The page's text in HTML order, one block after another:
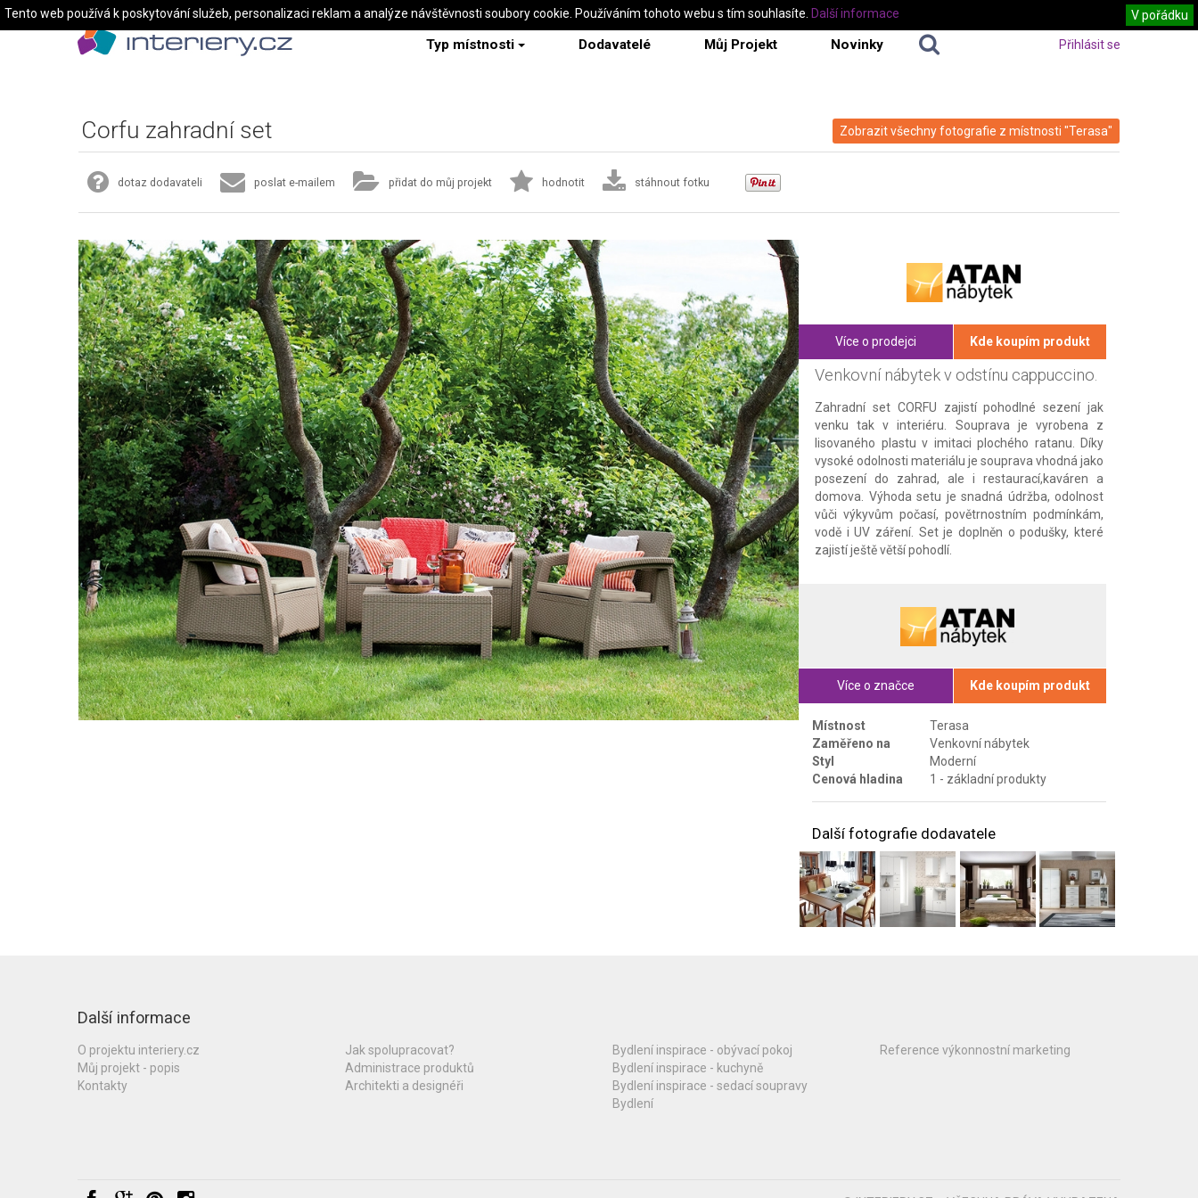
Typ místnosti Dodavatelé Můj Projekt Novinky Přihlásit se
Zobrazit všechny fotografie z místnosti "Terasa"
Corfu zahradní set
dotaz dodavateli poslat e-mailem přidat do můj projekt hodnotit stáhnout fotku
Více o prodejci Kde koupím produkt
Venkovní nábytek v odstínu cappuccino.
Zahradní set CORFU zajistí pohodlné sezení jak
venku tak v interiéru. Souprava je vyrobena z
lisovaného plastu v imitaci plochého ratanu. Díky
vysoké odolnosti materiálu je souprava vhodná jako
posezení do zahrad, ale i restaurací,kaváren a
domova. Výhoda setu je snadná údržba, odolnost
vůči výkyvům počasí, povětrnostním podmínkám,
vodě i UV záření. Set je doplněn o podušky, které
zajistí ještě větší pohodlí.
Více o značce Kde koupím produkt
Místnost
Terasa
Zaměřeno na
Venkovní nábytek
Styl
Moderní
Cenová hladina
1 - základní produkty
Další fotografie dodavatele
Další informace
O projektu interiery.cz
Můj projekt - popis
Kontakty
Jak spolupracovat?
Administrace produktů
Architekti a designéři
Bydlení inspirace - obývací pokoj
Bydlení inspirace - kuchyně
Bydlení inspirace - sedací soupravy
Bydlení
Reference výkonnostní marketing
Tento web používá k poskytování služeb, personalizaci reklam a analýze návštěvnosti soubory cookie. Používáním tohoto webu s tím souhlasíte. V pořádku
Další informace